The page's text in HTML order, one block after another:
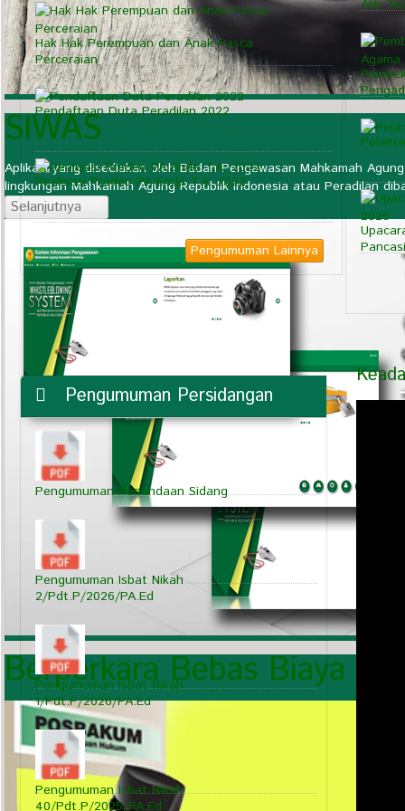
SIWAS
Aplikasi yang disediakan oleh Badan Pengawasan Mahkamah
lingkungan Mahkamah Agung Republik Indonesia atau Peradilan
Selanjutnya
Berperkara Bebas Biaya
Hak Hak Perempuan dan Anak Pasca
Perceraian
Pendaftaan Duta Peradilan 2022
Realisasi Prodeo PA Ende T.A. 2022
Pengumuman Lainnya
Alih
Pengumuman Persidangan
Pengumuman Penundaan Sidang
Pengumuman Isbat Nikah
2/Pdt.P/2026/PA.Ed
Pengumuman Isbat Nikah
1/Pdt.P/2026/PA.Ed
Pengumuman Isbat Nikah
40/Pdt.P/2025/PA.Ed